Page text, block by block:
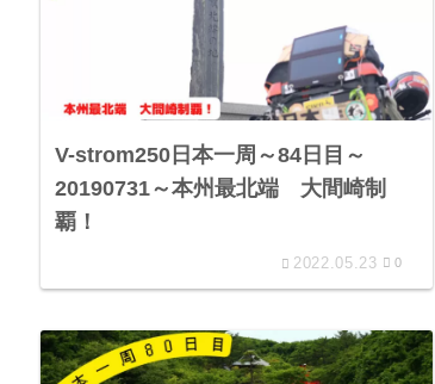
V-strom250日本一周～84日目～
20190731～本州最北端 大間崎制
覇！
2022.05.23 0